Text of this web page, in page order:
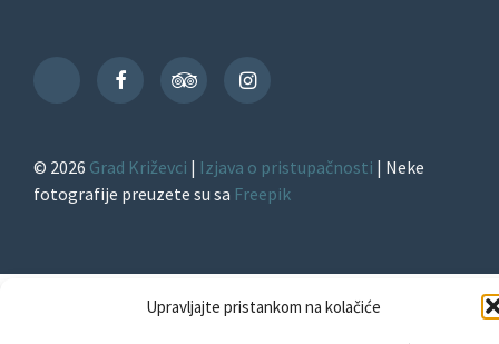
Upravljajte pristankom na kolačiće
TikTok
FacebookTripAdvisorInstagram
© 2026 Grad Križevci | Izjava o pristupačnosti | Neke
fotografije preuzete su sa Freepik